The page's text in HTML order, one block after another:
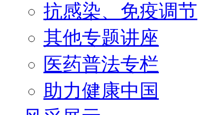
抗感染、免疫调节
其他专题讲座
医药普法专栏
助力健康中国